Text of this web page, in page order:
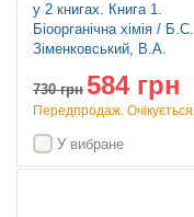
у 2 книгах. Книга 1.
Біоорганічна хімія / Б.С.
Зіменковський, В.А.
та ін. — 4-е видання
730грн 584 грн
У вибране